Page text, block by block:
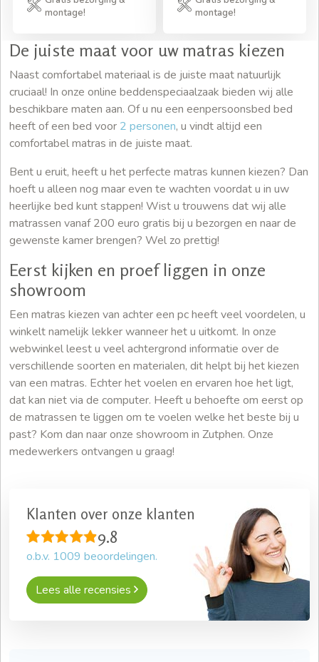
montage!
montage!
De juiste maat voor uw matras kiezen
Naast comfortabel materiaal is de juiste maat natuurlijk
cruciaal! In onze online beddenspeciaalzaak bieden wij alle
beschikbare maten aan. Of u nu een eenpersoonsbed bed
heeft of een bed voor 2 personen, u vindt altijd een
comfortabel matras in de juiste maat.
Bent u eruit, heeft u het perfecte matras kunnen kiezen? Dan
hoeft u alleen nog maar even te wachten voordat u in uw
heerlijke bed kunt stappen! Wist u trouwens dat wij alle
matrassen vanaf 200 euro gratis bij u bezorgen en naar de
gewenste kamer brengen? Wel zo prettig!
Eerst kijken en proef liggen in onze
showroom
Een matras kiezen van achter een pc heeft veel voordelen, u
winkelt namelijk lekker wanneer het u uitkomt. In onze
webwinkel leest u veel achtergrond informatie over de
verschillende soorten en materialen, dit helpt bij het kiezen
van een matras. Echter het voelen en ervaren hoe het ligt,
dat kan niet via de computer. Heeft u behoefte om eerst op
de matrassen te liggen om te voelen welke het beste bij u
past? Kom dan naar onze showroom in Zutphen. Onze
medewerkers ontvangen u graag!
Klanten over onze klanten
9.8
o.b.v. 1009 beoordelingen.
Lees alle recensies